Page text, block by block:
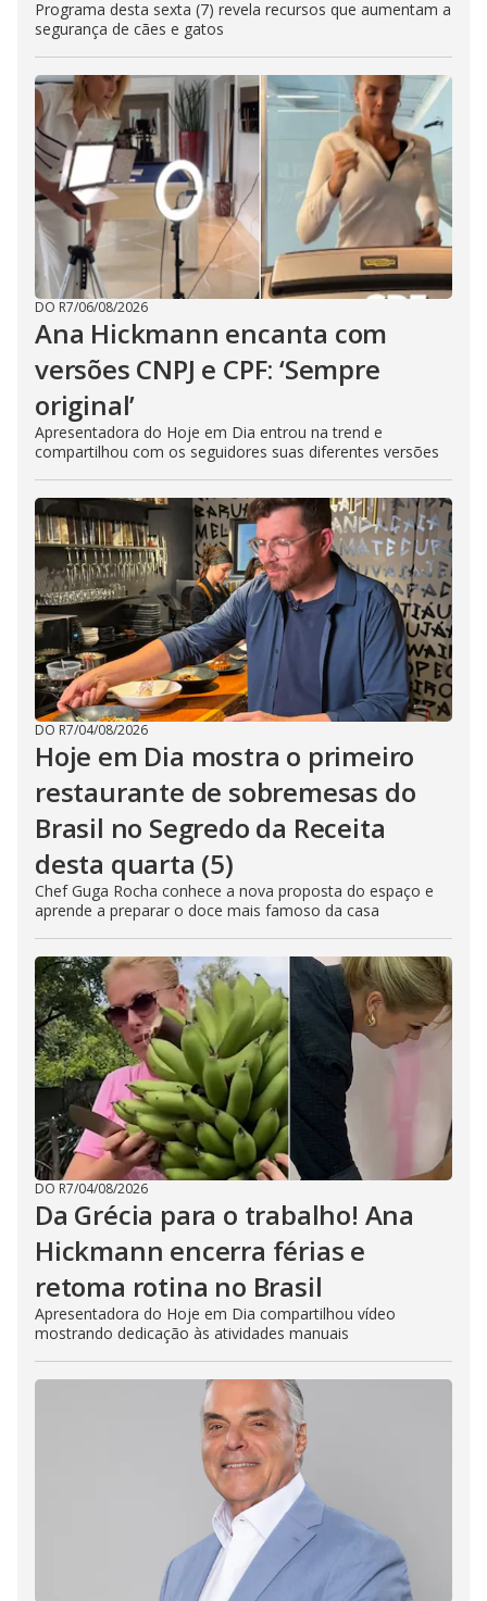
Programa desta sexta (7) revela recursos que aumentam a
segurança de cães e gatos
DO R7/06/08/2026
Ana Hickmann encanta com
versões CNPJ e CPF: ‘Sempre
original’
Apresentadora do Hoje em Dia entrou na trend e
compartilhou com os seguidores suas diferentes versões
DO R7/04/08/2026
Hoje em Dia mostra o primeiro
restaurante de sobremesas do
Brasil no Segredo da Receita
desta quarta (5)
Chef Guga Rocha conhece a nova proposta do espaço e
aprende a preparar o doce mais famoso da casa
DO R7/04/08/2026
Da Grécia para o trabalho! Ana
Hickmann encerra férias e
retoma rotina no Brasil
Apresentadora do Hoje em Dia compartilhou vídeo
mostrando dedicação às atividades manuais